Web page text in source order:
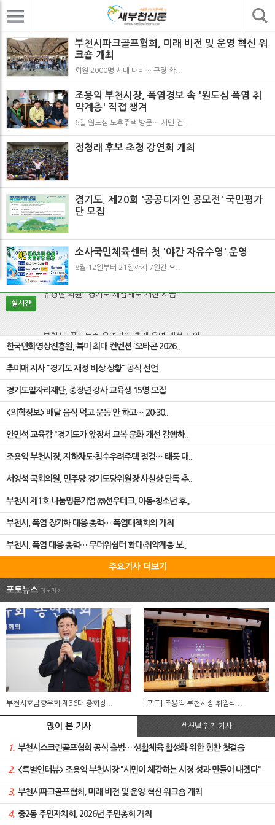
부천시파크골프협회, 미래 비전 및 운영 혁신 워
크숍 개최
회원 2000명 시대 대비… 구장 확..
조용익 부천시장, 폭염경보 속 '원도심 폭염 취
약계층' 직접 챙겨
6일 원도심 노후주택 방문… 시민 건..
정청래 후보 초청 강연회 개최
경기도, 제20회 '공공디자인 공모전' 국민평가
단 모집
소사국민체육센터 첫 '야간 자유수영' 운영
8월 12일부터 21일까지 7일간 오..
실시간
유경현 의원 "경기도 세입제도 개선 시급"
박병권 의장, 태풍·집중호우 대비 지하차도·침수우려주택 현장점검
부천시일시청소년쉼터, '2026 해변 연합거리상담' 참여
유경현 의원 "경기도 세입제도 개선 시급"
한국만화영상진흥원, 북미 최대 컨벤션 '오타콘 2026..
추미애 지사 "경기도 재정 비상 상황" 공식 선언
경기도일자리재단, 중장년 강사 교육생 15명 모집
<의학정보> 배달 음식 먹고 운동 안 하고… 20·30..
안민석 교육감 "경기도가 앞장서 교복 문화 개선 감행하..
조용익 부천시장, 지하차도·침수우려주택 점검… 태풍 대..
서영석 국회의원, 민주당 경기도당위원장 사실상 단독 추..
부천시 제1호 나눔명문기업 ㈜선우테크, 아동·청소년 후..
부천시, 폭염 장기화 대응 총력… 폭염대책회의 개최
부천시, 폭염 대응 총력… 무더위쉼터 확대·취약계층 보..
주요기사 더보기
포토뉴스
부천시호남향우회 제36대 총회장 .. [포토] 조용익 부천시장 취임식 ..
많이 본 기사 섹션별 인기 기사
1. 부천시스크린골프협회 공식 출범… 생활체육 활성화 위한 힘찬 첫걸음
2. <특별인터뷰> 조용익 부천시장 "시민이 체감하는 시정 성과 만들어 내겠다"
3. 부천시파크골프협회, 미래 비전 및 운영 혁신 워크숍 개최
4. 중2동 주민자치회, 2026년 주민총회 개최